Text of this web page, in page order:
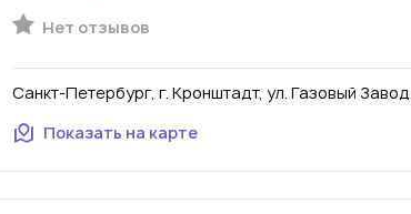
Нет отзывов
Санкт-Петербург, г. Кронштадт, ул. Газовый
Показать на карте